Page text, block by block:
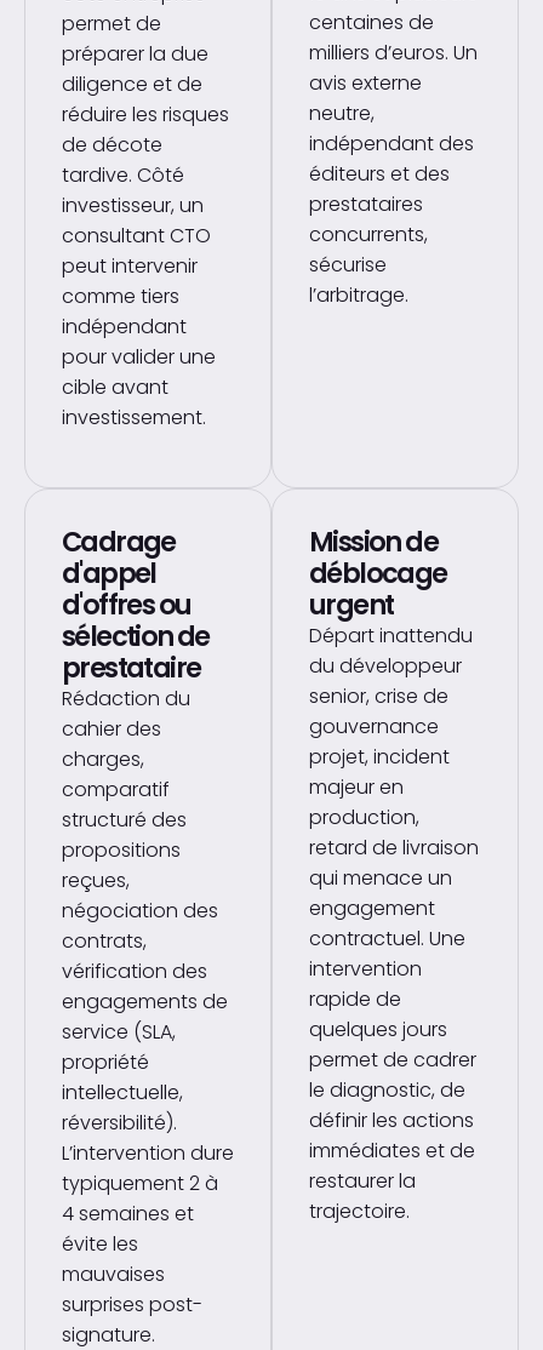
permet de
préparer la due
diligence et de
réduire les risques
de décote
tardive. Côté
investisseur, un
consultant CTO
peut intervenir
comme tiers
indépendant
pour valider une
cible avant
investissement.
centaines de
milliers d’euros. Un
avis externe
neutre,
indépendant des
éditeurs et des
prestataires
concurrents,
sécurise
l’arbitrage.
Cadrage
d'appel
d'offres ou
sélection de
prestataire
Rédaction du
cahier des
charges,
comparatif
structuré des
propositions
reçues,
négociation des
contrats,
vérification des
engagements de
service (SLA,
propriété
intellectuelle,
réversibilité).
L’intervention dure
typiquement 2 à
4 semaines et
évite les
mauvaises
surprises post-
signature.
Mission de
déblocage
urgent
Départ inattendu
du développeur
senior, crise de
gouvernance
projet, incident
majeur en
production,
retard de livraison
qui menace un
engagement
contractuel. Une
intervention
rapide de
quelques jours
permet de cadrer
le diagnostic, de
définir les actions
immédiates et de
restaurer la
trajectoire.